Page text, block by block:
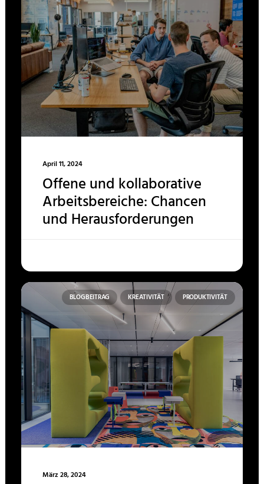
April 11, 2024
Offene und kollaborative
Arbeitsbereiche: Chancen
und Herausforderungen
BLOGBEITRAG KREATIVITÄT PRODUKTIVITÄT
März 28, 2024